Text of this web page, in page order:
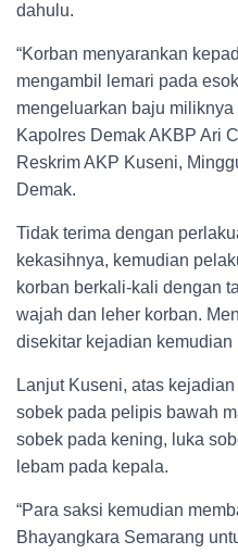
dahulu.
“Korban menyarankan
mengambil lemari pada
mengeluarkan baju miliknya
Kapolres Demak AKBP Ari
Reskrim AKP Kuseni,
Demak.
Tidak terima dengan
kekasihnya, kemudian
korban berkali-kali dengan
wajah dan leher korban.
disekitar kejadian
Lanjut Kuseni, atas
sobek pada pelipis bawah
sobek pada kening, luka
lebam pada kepala.
“Para saksi kemudian
Bhayangkara Semarang